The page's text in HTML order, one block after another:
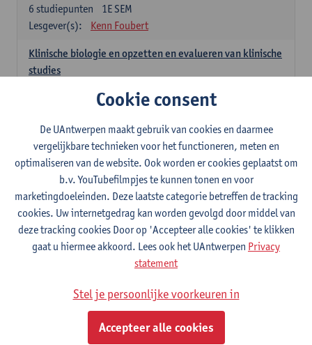
1E SEM
6 studiepunten
Lesgever(s):
Kenn Foubert
Klinische biologie en opzetten en evalueren van klinische
studies
Kathleen Deiteren
Judith Leurs
Glenn A L Van Den Bosch
Annick Van Riel
Ellen Verhavert
Steven Weekx
Apotheekstage I
2E SEM
12studiepunten
Lesgever(s):
Hans De Loof
Guido De Meyer
Filip Kiekens
Dominique Jans
Farmacotherapie en farmaceutische zorg II
Lesgever(s):
Hans De Loof
Genetica en farmacogenetica
2E SEM
Cookie consent
De UAntwerpen maakt gebruik van cookies en daarmee
vergelijkbare technieken voor het functioneren, meten en
optimaliseren van de website. Ook worden er cookies geplaatst om
b.v. YouTubefilmpjes te kunnen tonen en voor
marketingdoeleinden. Deze laatste categorie betreffen de tracking
cookies. Uw internetgedrag kan worden gevolgd door middel van
deze tracking cookies Door op 'Accepteer alle cookies' te klikken
gaat u hiermee akkoord. Lees ook het UAntwerpen Privacy
statement
Stel je persoonlijke voorkeuren in
Accepteer alle cookies